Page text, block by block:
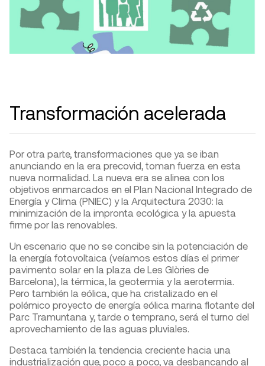
Transformación acelerada
Por otra parte, transformaciones que ya se iban
anunciando en la era precovid, toman fuerza en esta
nueva normalidad. La nueva era se alinea con los
objetivos enmarcados en el Plan Nacional Integrado de
Energía y Clima (PNIEC) y la Arquitectura 2030: la
minimización de la impronta ecológica y la apuesta
firme por las renovables.
Un escenario que no se concibe sin la potenciación de
la energía fotovoltaica (veíamos estos días el primer
pavimento solar en la plaza de Les Glòries de
Barcelona), la térmica, la geotermia y la aerotermia.
Pero también la eólica, que ha cristalizado en el
polémico proyecto de energía eólica marina flotante del
Parc Tramuntana y, tarde o temprano, será el turno del
aprovechamiento de las aguas pluviales.
Destaca también la tendencia creciente hacia una
industrialización que, poco a poco, va desbancando al